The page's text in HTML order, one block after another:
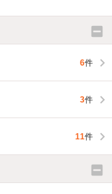
6件
3件
11件